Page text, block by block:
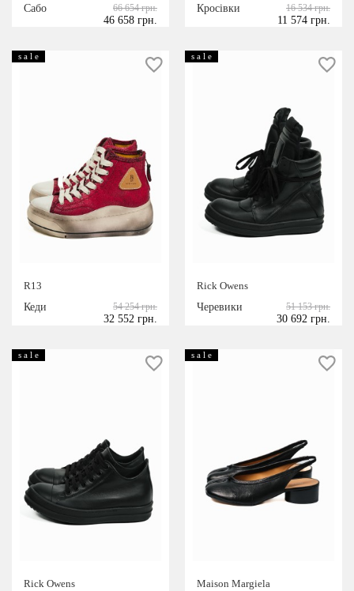
Сабо
66 654 грн.
46 658 грн.
Кросівки
16 534 грн.
11 574 грн.
s a l e
R13
Кеди
54 254 грн.
32 552 грн.
s a l e
Rick Owens
Черевики
51 153 грн.
30 692 грн.
s a l e
Rick Owens
s a l e
Maison Margiela